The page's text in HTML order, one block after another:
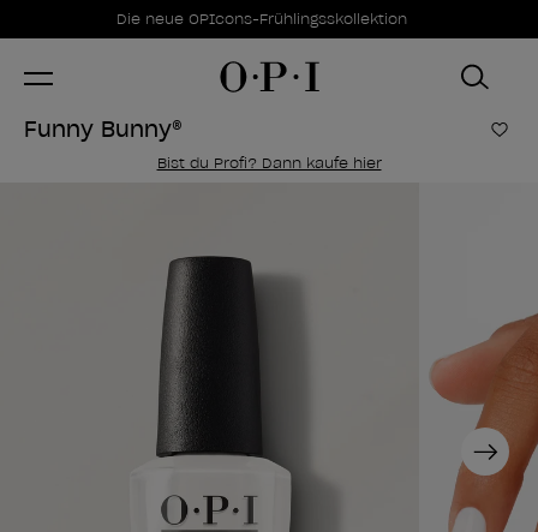
Sonderangebote
Die neue OPIcons-Frühlingsskollektion
Item 1 of 1
Funny Bunny® Zur
Bist du Profi? Dann kaufe hier
Next